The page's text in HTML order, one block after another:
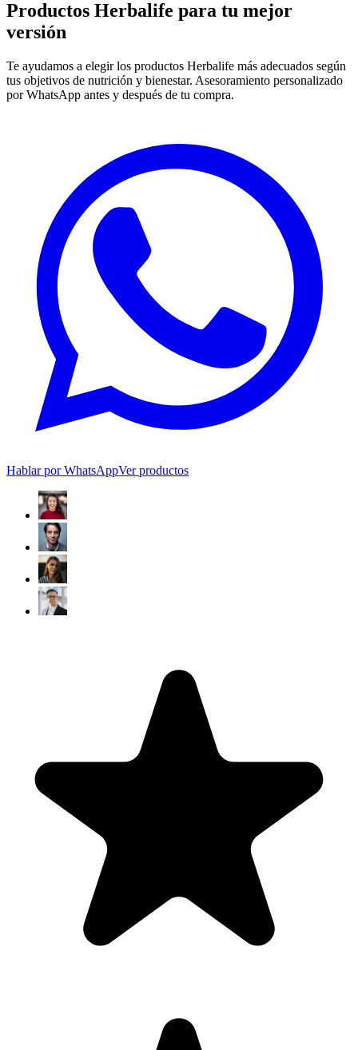
Productos Herbalife para tu mejor
versión
Te ayudamos a elegir los productos Herbalife más adecuados según
tus objetivos de nutrición y bienestar. Asesoramiento personalizado
por WhatsApp antes y después de tu compra.
Hablar por WhatsAppVer productos